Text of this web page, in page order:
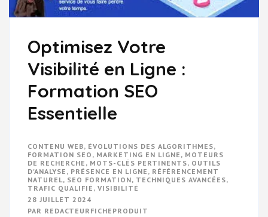
Optimisez Votre
Visibilité en Ligne :
Formation SEO
Essentielle
CONTENU WEB, ÉVOLUTIONS DES ALGORITHMES,
FORMATION SEO , MARKETING EN LIGNE , MOTEURS
DE RECHERCHE , MOTS-CLÉS PERTINENTS, OUTILS
D'ANALYSE , PRÉSENCE EN LIGNE , RÉFÉRENCEMENT
NATUREL, SEO FORMATION, TECHNIQUES AVANCÉES,
TRAFIC QUALIFIÉ , VISIBILITÉ
28 JUILLET 2024
PAR REDACTEURFICHEPRODUIT